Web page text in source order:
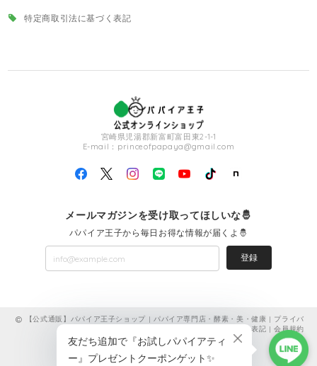
特定商取引法に基づく表記
宮崎県児湯郡新富町富田東2-1-1
E-mail： princeofpapaya@gmail.com
メールマガジンを受け取ってほしいな🤴
パパイア王子から毎日お得な情報が届くよ🤴
登録
【公式通販】パパイア王子ショップ | パパイア専門店・酵素・美・健康 | プライバ
特定商取引法に基づく表記 |会員規約
ショップに質問する